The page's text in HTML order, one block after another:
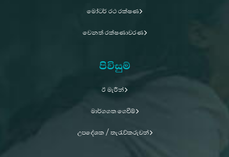
මෝටර් රථ රක්ෂණ
වෙනත් රක්ෂණාවරණ
පිවිසුම්
ඊ මැරීන්
මාර්ගගත ගෙවීම්
උපදේශක / තැරැව්කරුවන්